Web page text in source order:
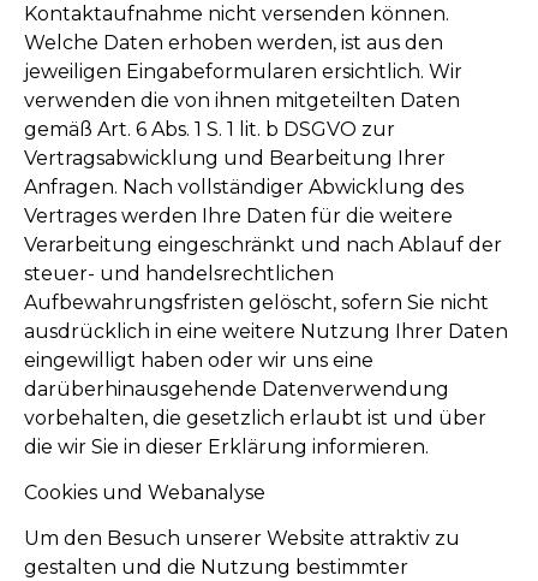
Kontaktaufnahme nicht versenden können.
Welche Daten erhoben werden, ist aus den
jeweiligen Eingabeformularen ersichtlich. Wir
verwenden die von ihnen mitgeteilten Daten
gemäß Art. 6 Abs. 1 S. 1 lit. b DSGVO zur
Vertragsabwicklung und Bearbeitung Ihrer
Anfragen. Nach vollständiger Abwicklung des
Vertrages werden Ihre Daten für die weitere
Verarbeitung eingeschränkt und nach Ablauf der
steuer- und handelsrechtlichen
Aufbewahrungsfristen gelöscht, sofern Sie nicht
ausdrücklich in eine weitere Nutzung Ihrer Daten
eingewilligt haben oder wir uns eine
darüberhinausgehende Datenverwendung
vorbehalten, die gesetzlich erlaubt ist und über
die wir Sie in dieser Erklärung informieren.
Cookies und Webanalyse
Um den Besuch unserer Website attraktiv zu
gestalten und die Nutzung bestimmter